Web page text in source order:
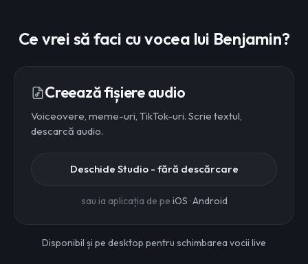
Ce vrei să faci cu vocea lui Benjamin?
Creează fișiere audio
Voiceovere, meme-uri, TikTok-uri. Scrie textul,
descarcă audio.
Deschide Studio - fără descărcare
sau ia aplicația de pe iOS ·Android
Disponibil și pe desktop pentru schimbarea vocii live